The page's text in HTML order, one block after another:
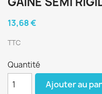
13,68 €
TTC
Quantité
Ajouter au